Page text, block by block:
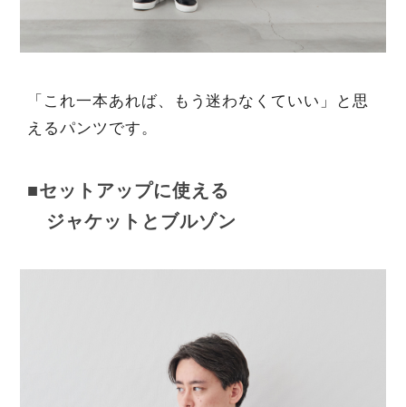
「これ一本あれば、もう迷わなくていい」と思
えるパンツです。
■セットアップに使える
ジャケットとブルゾン